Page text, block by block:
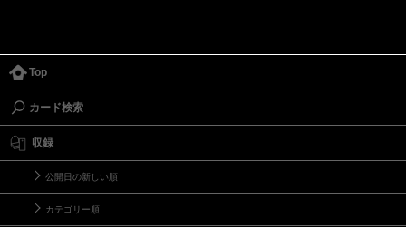
Top
カード検索
収録
公開日の新しい順
カテゴリー順